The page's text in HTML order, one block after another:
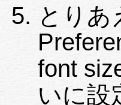
とり
font
いに設